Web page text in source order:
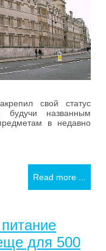
свой статус
будучи названным
в недавно
Read more ...
для 500